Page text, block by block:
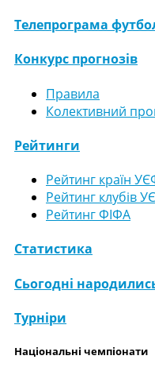
Телепрограма
Конкурс прогнозів
Правила
Колективний
Рейтинги
Рейтинг країн
Рейтинг клубів
Рейтинг ФІФА
Статистика
Сьогодні
Турніри
Національні чемпіонати